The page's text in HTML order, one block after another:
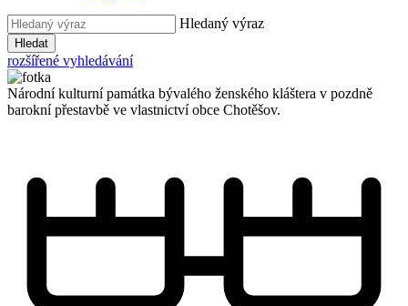
Hledaný výraz
Hledat
rozšířené vyhledávání
Národní kulturní památka bývalého ženského kláštera v pozdně
barokní přestavbě ve vlastnictví obce Chotěšov.